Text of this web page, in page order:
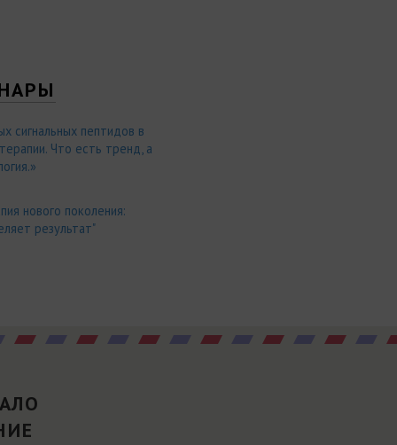
сигнальных пептидов в
Что есть тренд, а
нового поколения:
результат"